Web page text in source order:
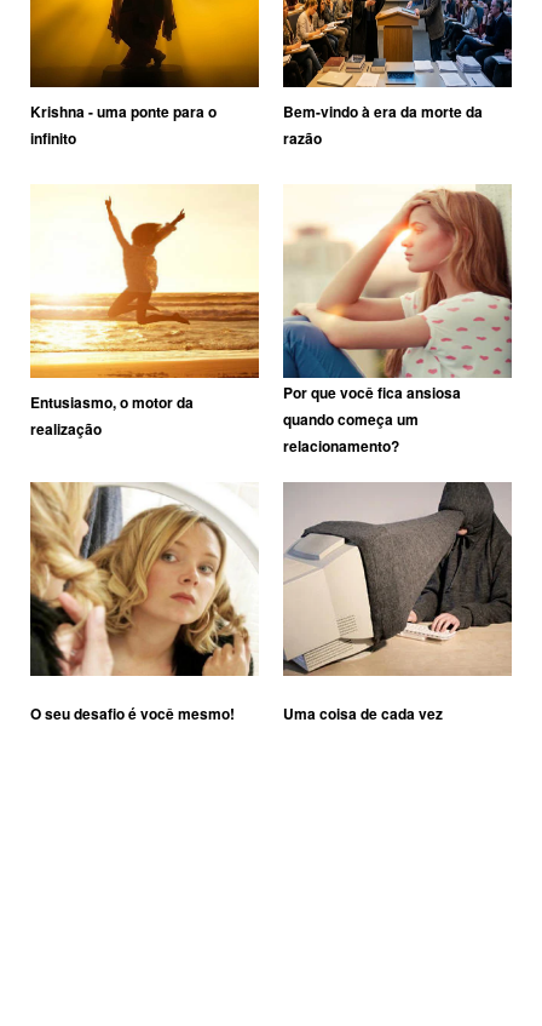
Krishna - uma ponte para o
infinito
Bem-vindo à era da morte da
razão
Entusiasmo, o motor da
realização
Por que você fica ansiosa
quando começa um
relacionamento?
O seu desafio é você mesmo! Uma coisa de cada vez